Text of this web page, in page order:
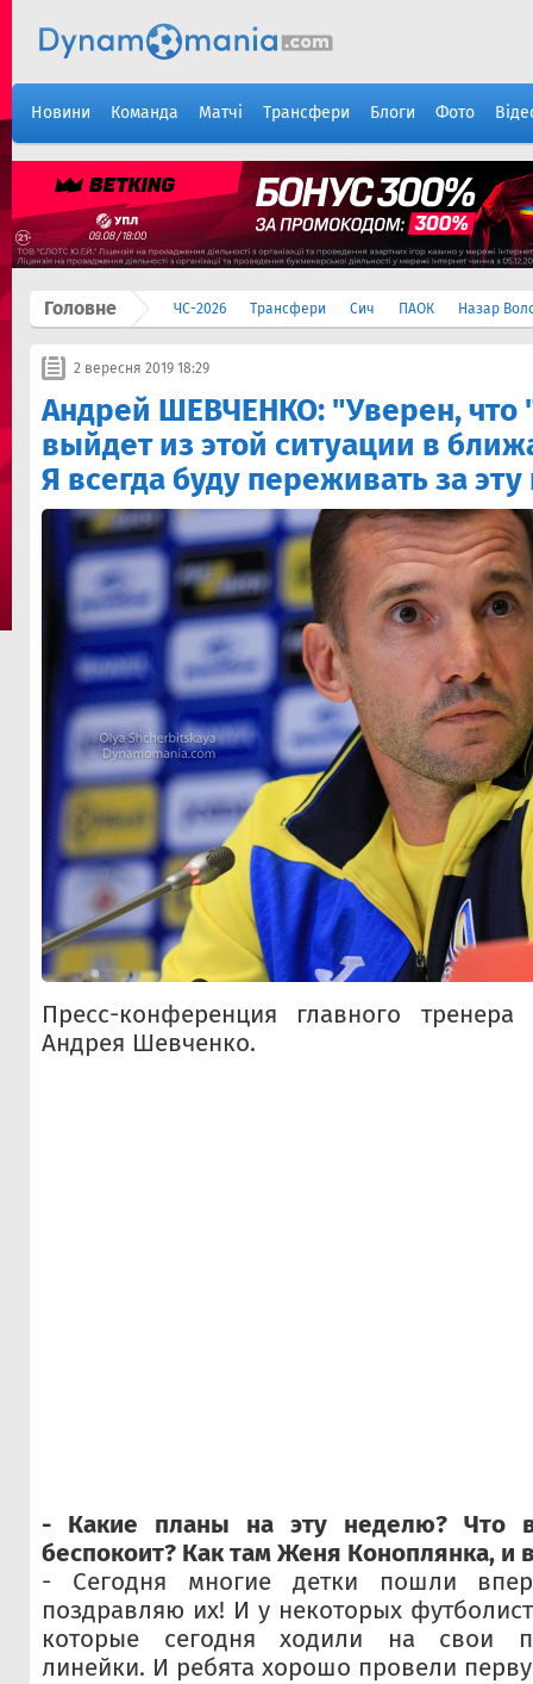
Новини Команда Матчі Трансфери Блоги Фото
Головне ЧС-2026 Трансфери Сич ПАОК Назар
2 вересня 2019 18:29
Андрей ШЕВЧЕНКО: "Уверен,
выйдет из этой ситуации в
Я всегда буду переживать за
Пресс-конференция главного
Андрея Шевченко.
- Какие планы на эту неделю? Что
беспокоит? Как там Женя Коноплянка, и
- Сегодня многие детки пошли
поздравляю их! И у некоторых
которые сегодня ходили на свои
линейки. И ребята хорошо провели